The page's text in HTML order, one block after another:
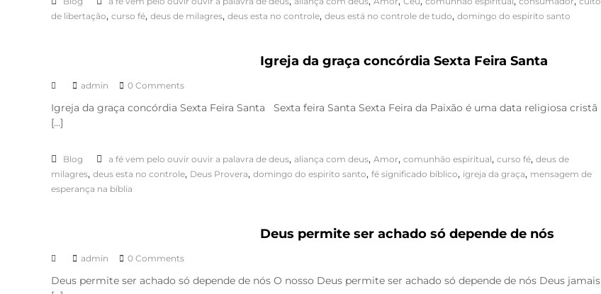
de libertação, curso fé, deus de milagres, deus esta no controle, deus está no controle de tudo, domingo do espirito santo
Igreja da graça concórdia Sexta Feira Santa
admin 0 Comments
Igreja da graça concórdia Sexta Feira Santa Sexta feira Santa Sexta Feira da Paixão é uma data religiosa cristã
[…]
Blog a fé vem pelo ouvir ouvir a palavra de deus, aliança com deus, Amor, comunhão espiritual, curso fé, deus de
milagres, deus esta no controle, Deus Provera, domingo do espirito santo, fé significado bíblico, igreja da graça, mensagem de
esperança na bíblia
Deus permite ser achado só depende de nós
admin 0 Comments
Deus permite ser achado só depende de nós O nosso Deus permite ser achado só depende de nós Deus jamais